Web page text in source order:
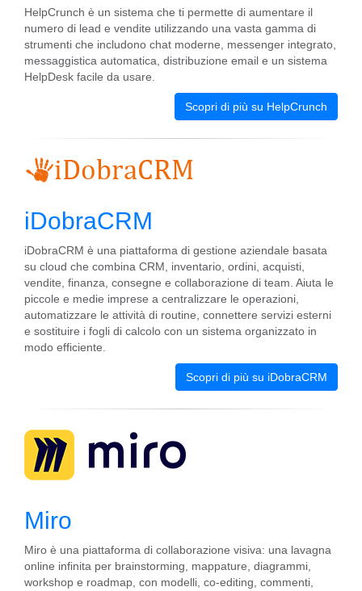
HelpCrunch è un sistema che ti permette di aumentare il
numero di lead e vendite utilizzando una vasta gamma di
strumenti che includono chat moderne, messenger integrato,
messaggistica automatica, distribuzione email e un sistema
HelpDesk facile da usare.
Scopri di più su HelpCrunch
iDobraCRM
iDobraCRM è una piattaforma di gestione aziendale basata
su cloud che combina CRM, inventario, ordini, acquisti,
vendite, finanza, consegne e collaborazione di team. Aiuta le
piccole e medie imprese a centralizzare le operazioni,
automatizzare le attività di routine, connettere servizi esterni
e sostituire i fogli di calcolo con un sistema organizzato in
modo efficiente.
Scopri di più su iDobraCRM
Miro
Miro è una piattaforma di collaborazione visiva: una lavagna
online infinita per brainstorming, mappature, diagrammi,
workshop e roadmap, con modelli, co-editing, commenti,